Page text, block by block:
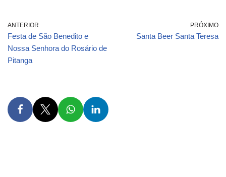
ANTERIOR
Festa de São Benedito e
Nossa Senhora do Rosário de
Pitanga
PRÓXIMO
Santa Beer Santa Teresa